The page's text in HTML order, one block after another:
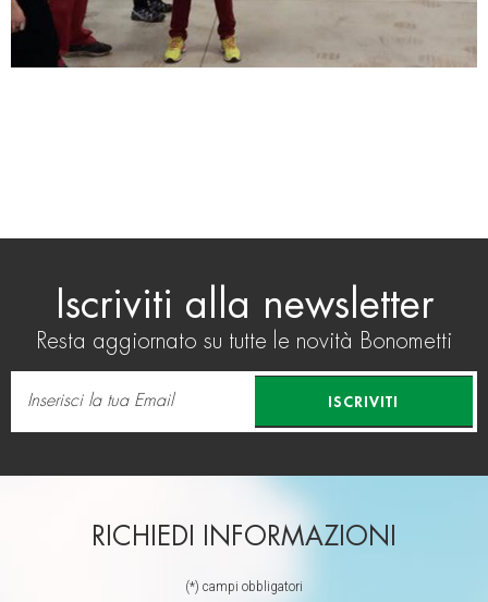
Iscriviti alla newsletter
Resta aggiornato su tutte le novità Bonometti
ISCRIVITI
RICHIEDI INFORMAZIONI
(*) campi obbligatori